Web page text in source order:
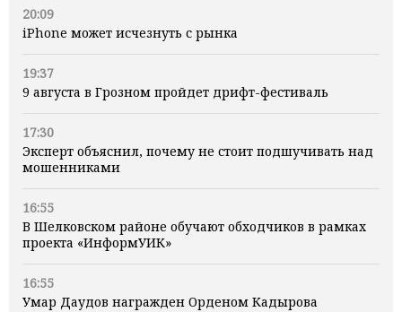
20:09
iPhone может исчезнуть с рынка
19:37
9 августа в Грозном пройдет дрифт-фестиваль
17:30
Эксперт объяснил, почему не стоит подшучивать над
мошенниками
16:55
В Шелковском районе обучают обходчиков в рамках
проекта «ИнформУИК»
16:55
Умар Даудов награжден Орденом Кадырова